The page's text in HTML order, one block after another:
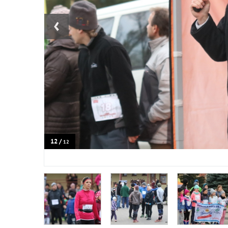
12 /12
‹